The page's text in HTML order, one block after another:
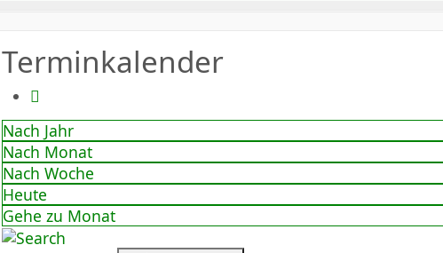
Kontakte
Terminkalender
Nach Jahr
Nach Monat
Nach Woche
Heute
Gehe zu Monat